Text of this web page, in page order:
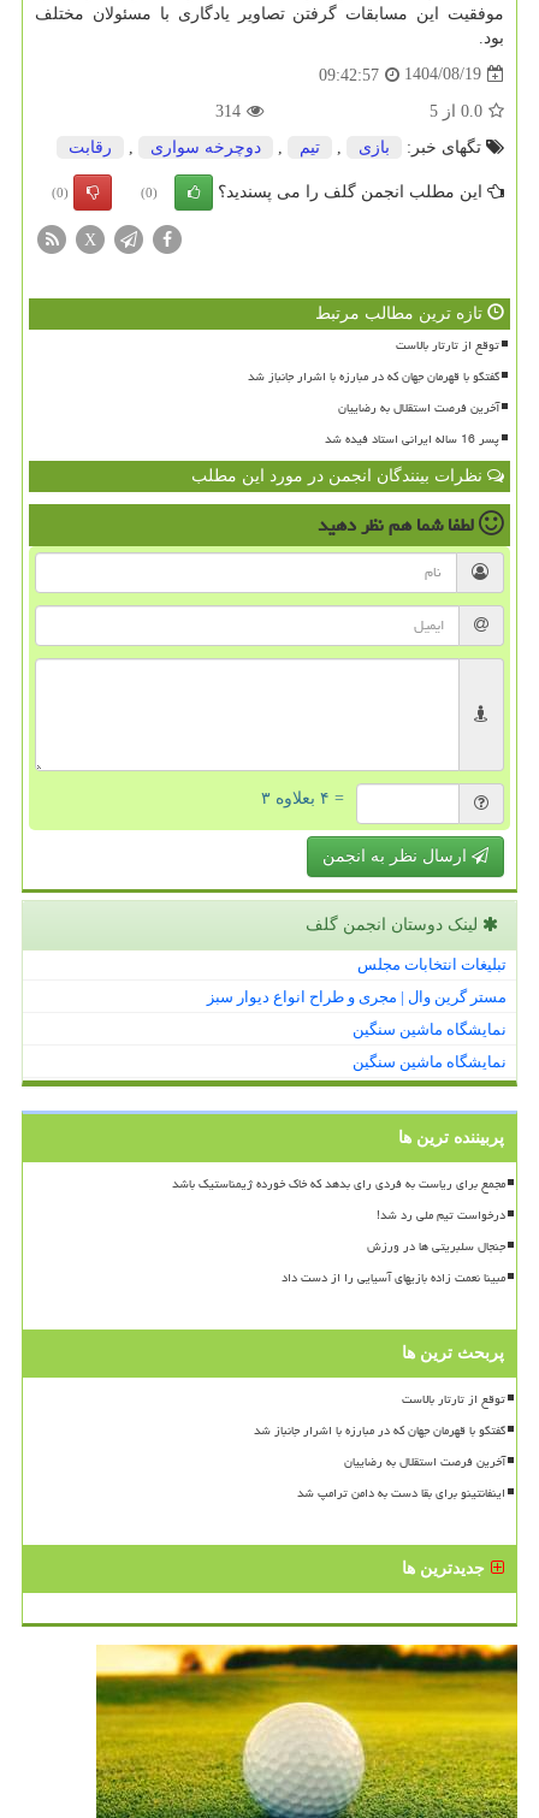
موفقیت این مسابقات گرفتن تصاویر یادگاری با مسئولان مختلف
بود.
1404/08/19
09:42:57
0.0 از 5
314
تگهای خبر:
بازی تیم دوچرخه سواری رقابت
این مطلب انجمن گلف را می پسندید؟ (0)
(0)
X
تازه ترین مطالب مرتبط
توقع از تارتار بالاست
گفتگو با قهرمان جهان که در مبارزه با اشرار جانباز شد
آخرین فرصت استقلال به رضاییان
پسر 16 ساله ایرانی استاد فیده شد
نظرات بینندگان انجمن در مورد این مطلب
لطفا شما همنظر دهید
= ۴ بعلاوه ۳
ارسال نظر به انجمن
لینک دوستان انجمن گلف
تبلیغات انتخابات مجلس
مستر گرین وال | مجری و طراح انواع دیوار سبز
نمایشگاه ماشین سنگین
نمایشگاه ماشین سنگین
پربیننده ترین ها
مجمع برای ریاست به فردی رای بدهد که خاک خورده ژیمناستیک باشد
درخواست تیم ملی رد شد!
جنجال سلبریتی ها در ورزش
مبینا نعمت زاده بازیهای آسیایی را از دست داد
پربحث ترین ها
توقع از تارتار بالاست
گفتگو با قهرمان جهان که در مبارزه با اشرار جانباز شد
آخرین فرصت استقلال به رضاییان
اینفانتینو برای بقا دست به دامن ترامپ شد
جدیدترین ها